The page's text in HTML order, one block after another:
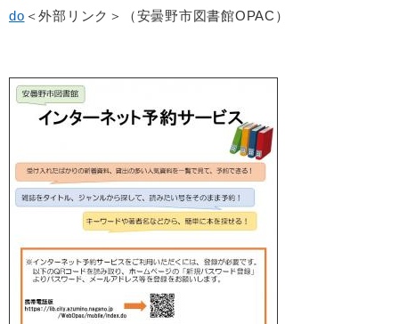
do ＜外部リンク＞ （安曇野市図書館OPAC）